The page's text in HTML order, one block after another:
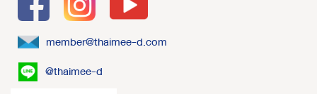
member@thaimee-d.com
@thaimee-d